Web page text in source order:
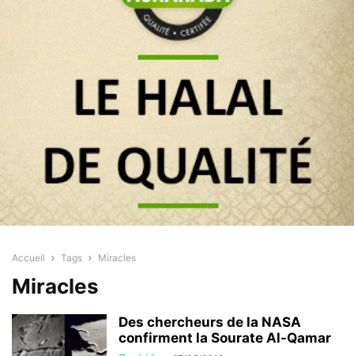
Accueil Tags Miracles
Miracles
Des chercheurs de la NASA
confirment la Sourate Al-Qamar